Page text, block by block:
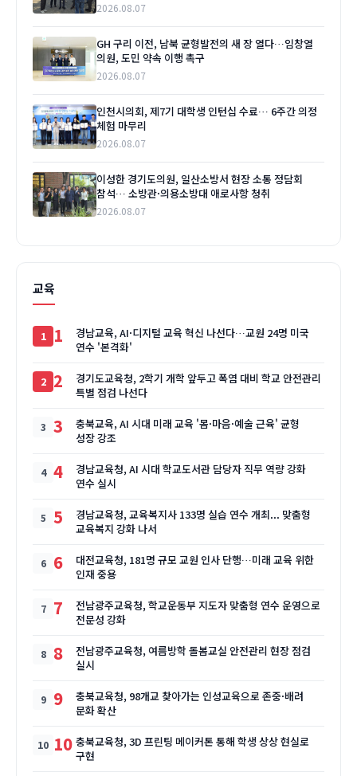
2026.08.07
GH 구리 이전, 남북 균형발전의 새 장 열다…임창열
의원, 도민 약속 이행 촉구
2026.08.07
인천시의회, 제7기 대학생 인턴십 수료… 6주간 의정
체험 마무리
2026.08.07
이성한 경기도의원, 일산소방서 현장 소통 정담회
참석… 소방관·의용소방대 애로사항 청취
2026.08.07
교육
1
경남교육, AI·디지털 교육 혁신 나선다…교원 24명 미국
연수 '본격화'
2
경기도교육청, 2학기 개학 앞두고 폭염 대비 학교 안전관리
특별 점검 나선다
3
충북교육, AI 시대 미래 교육 '몸·마음·예술 근육' 균형
성장 강조
4
경남교육청, AI 시대 학교도서관 담당자 직무 역량 강화
연수 실시
5
경남교육청, 교육복지사 133명 실습 연수 개최... 맞춤형
교육복지 강화 나서
6
대전교육청, 181명 규모 교원 인사 단행…미래 교육 위한
인재 중용
7
전남광주교육청, 학교운동부 지도자 맞춤형 연수 운영으로
전문성 강화
8
전남광주교육청, 여름방학 돌봄교실 안전관리 현장 점검
실시
9
충북교육청, 98개교 찾아가는 인성교육으로 존중·배려
문화 확산
10 충북교육청, 3D 프린팅 메이커톤 통해 학생 상상 현실로
구현